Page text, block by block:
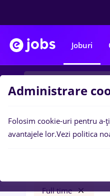
Joburi
Filtre
Full time
Administrare
Folosim cookie-uri pentru a-
avantajele lor.Vezi politica